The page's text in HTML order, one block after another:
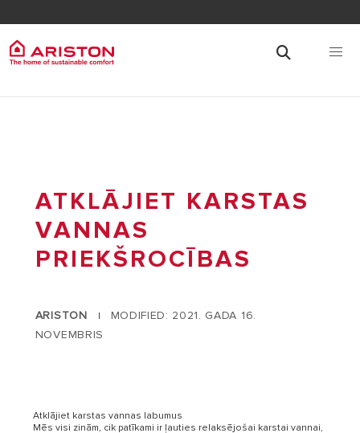
ATKLĀJIET KARSTAS
VANNAS
PRIEKŠROCĪBAS
ARISTON |
MODIFIED: 2021. GADA 16.
NOVEMBRIS
Atklājiet karstas vannas labumus
Mēs visi zinām, cik patīkami ir ļauties relaksējošai karstai vannai,